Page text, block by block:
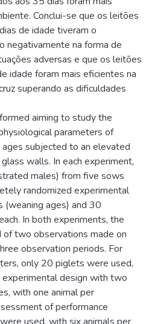
Conclui-se que os leitões
de idade tiveram o
negativamente na forma de
adversas e que os leitões
idade foram mais eficientes na
superando as dificuldades
aiming to study the
parameters of
subjected to an elevated
walls. In each experiment,
males) from five sows
randomized experimental
ages) and 30
In both experiments, the
two observations made on
observation periods. For
only 20 piglets were used,
design with two
with one animal per
of performance